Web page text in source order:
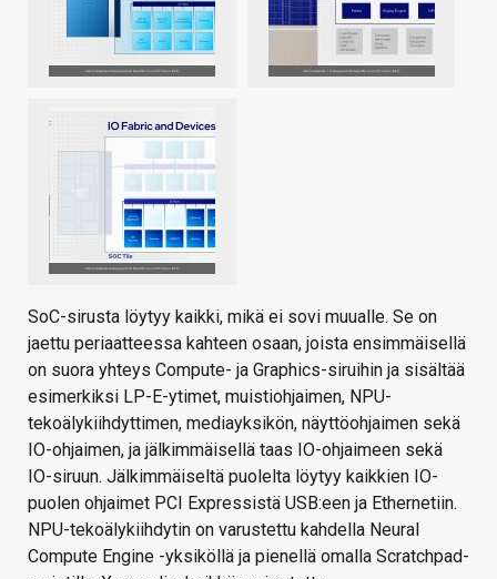
SoC-sirusta löytyy kaikki, mikä ei sovi muualle. Se on
jaettu periaatteessa kahteen osaan, joista ensimmäisellä
on suora yhteys Compute- ja Graphics-siruihin ja sisältää
esimerkiksi LP-E-ytimet, muistiohjaimen, NPU-
tekoälykiihdyttimen, mediayksikön, näyttöohjaimen sekä
IO-ohjaimen, ja jälkimmäisellä taas IO-ohjaimeen sekä
IO-siruun. Jälkimmäiseltä puolelta löytyy kaikkien IO-
puolen ohjaimet PCI Expressistä USB:een ja Ethernetiin.
NPU-tekoälykiihdytin on varustettu kahdella Neural
Compute Engine -yksiköllä ja pienellä omalla Scratchpad-